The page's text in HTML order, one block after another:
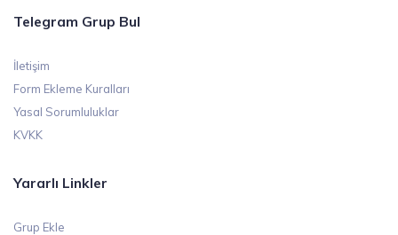
Telegram Grup Bul
İletişim
Form Ekleme Kuralları
Yasal Sorumluluklar
KVKK
Yararlı Linkler
Grup Ekle